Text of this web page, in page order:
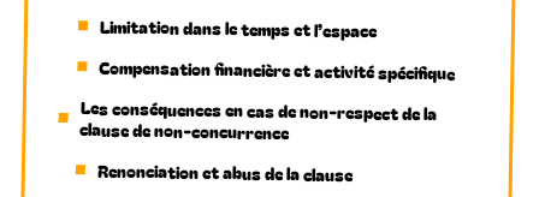
Limitation dans le temps et l’espace
Compensation financière et activité spécifique
Les conséquences en cas de non-respect de la
clause de non-concurrence
Renonciation et abus de la clause